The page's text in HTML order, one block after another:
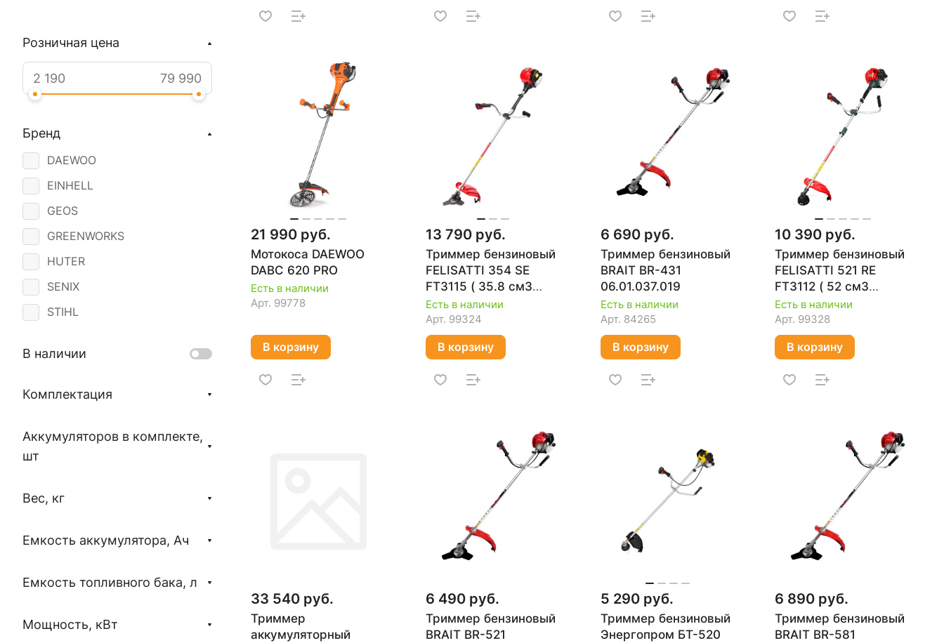
21 990 руб.
Мотокоса DAEWOO
DABC 620 PRO
Есть в наличии
Арт. 99778
В корзину
13 790 руб.
Триммер бензиновый
FELISATTI 354 SE
FT3115 ( 35.8 см3
мощ1 Квт 1,3л.с.)
Есть в наличии
Арт. 99324
В корзину
6 690 руб.
Триммер бензиновый
BRAIT BR-431
06.01.037.019
Есть в наличии
Арт. 84265
В корзину
10 390 руб.
Триммер бензиновый
FELISATTI 521 RE
FT3112 ( 52 см3
мощ2.2 Вт
3л.с.разб.шт)
Есть в наличии
Арт. 99328
В корзину
33 540 руб.
Триммер
аккумуляторный
6 490 руб.
Триммер бензиновый
BRAIT BR-521
5 290 руб.
Триммер бензиновый
Энергопром БТ-520
6 890 руб.
Триммер бензиновый
BRAIT BR-581
Розничная цена
Бренд
DAEWOO
EINHELL
GEOS
GREENWORKS
HUTER
SENIX
STIHL
В наличии
Комплектация
Аккумуляторов в комплекте,
шт
Вес, кг
Емкость аккумулятора, Ач
Емкость топливного бака, л
Мощность, кВт